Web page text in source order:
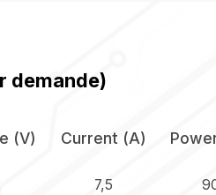
demande)
(V) Current (A)
7,5